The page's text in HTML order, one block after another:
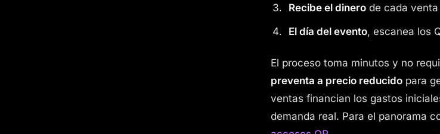
Recibe el dinerode cada venta
El día del evento, escanea los
El proceso toma minutos y no
preventa a precio reducido para
ventas financian los gastos
demanda real. Para el panorama